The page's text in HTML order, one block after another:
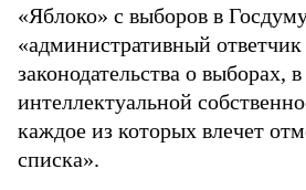
«Яблоко» с выборов в
«административный
законодательства о выборах,
интеллектуальной
каждое из которых влечет
списка».